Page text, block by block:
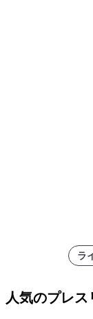
ラ
人気のプレス